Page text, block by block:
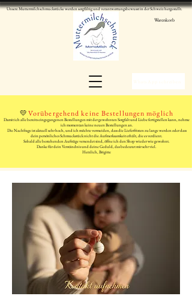
Unsere Muttermilchschmuckstücke werden sorgfältig und verantwortungsbewusst in der Schweiz hergestellt.
Warenkorb
💛Vorübergehend keine Bestellungen möglich
Damit ich alle bereits eingegangenen Bestellungen mit der gewohnten Sorgfalt und Liebe fertigstellen kann, nehme
ich momentan keine neuen Bestellungen an.
Die Nachfrage ist aktuell sehr hoch, und ich möchte vermeiden, dass die Lieferfristen zu lange werden oder dass
dein persönliches Schmuckstück nicht die Aufmerksamkeit erhält, die es verdient.
Sobald alle bestehenden Aufträge versendet sind, öffne ich den Shop wieder wie gewohnt.
Danke für dein Verständnis und deine Geduld, das bedeutet mir sehr viel.
Herzlich, Brigitte